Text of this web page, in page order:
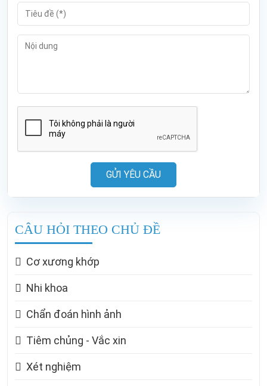
GỬI YÊU CẦU
CÂU HỎI THEO CHỦ ĐỀ
Cơ xương khớp
Nhi khoa
Chẩn đoán hình ảnh
Tiêm chủng - Vắc xin
Xét nghiệm